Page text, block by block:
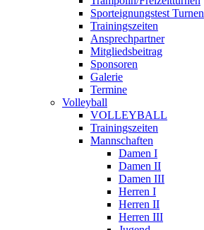
Sporteignungstest Turnen
Trainingszeiten
Ansprechpartner
Mitgliedsbeitrag
Sponsoren
Galerie
Termine
Volleyball
VOLLEYBALL
Trainingszeiten
Mannschaften
Damen I
Damen II
Damen III
Herren I
Herren II
Herren III